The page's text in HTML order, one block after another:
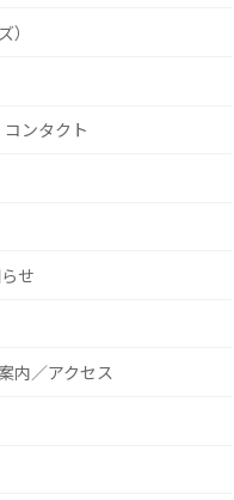
）
ンタクト
せ
内／アクセス